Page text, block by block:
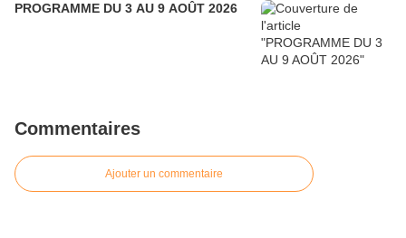
PROGRAMME DU 3 AU 9 AOÛT 2026
Commentaires
Ajouter un commentaire